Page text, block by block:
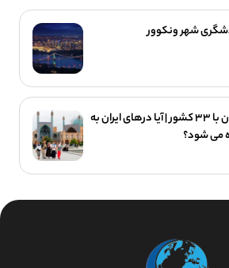
شهر ونکوور
لغو یک‌ طرفه ویزای ایران با ۳۳ کشور | آیا درهای ایران به
می شود؟